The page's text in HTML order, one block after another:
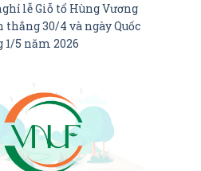
lễ Giỗ tổ Hùng Vương
thắng 30/4 và ngày Quốc
1/5 năm 2026